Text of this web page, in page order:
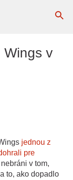
Wings v
jednou z
pre
v tom,
to, ako dopadlo